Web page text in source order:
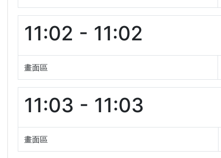
11:02 - 11:02
畫面區
11:03 - 11:03
畫面區